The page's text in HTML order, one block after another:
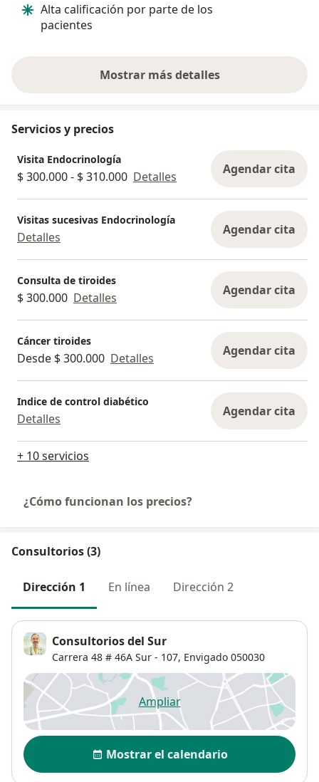
Alta calificación por parte de los
pacientes
Mostrar más detalles
sobre la experiencia
Servicios y precios
Visita Endocrinología
$ 300.000 - $ 310.000 Detalles Agendar cita
Visitas sucesivas Endocrinología
Detalles Agendar cita
Consulta de tiroides
$ 300.000 Detalles Agendar cita
Cáncer tiroides
Desde $ 300.000 Detalles Agendar cita
Indice de control diabético
Detalles Agendar cita
+ 10 servicios
¿Cómo funcionan los precios?
Consultorios (3)
Dirección 1 En línea Dirección 2
Consultorios del Sur
Carrera 48 # 46A Sur - 107, Envigado 050030
Ampliarse abre en una nueva
Disponibilidad
Mostrar el calendario